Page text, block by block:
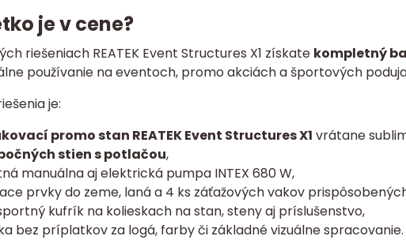
je v cene?
riešeniach REATEK Event Structures X1 získate kompletný
používanie na eventoch, promo akciách a športových
je:
promo stan REATEK Event Structures X1 vrátane
stien s potlačou,
manuálna aj elektrická pumpa INTEX 680 W,
prvky do zeme, laná a 4 ks záťažových vakov
kufrík na kolieskach na stan, steny aj príslušenstvo,
bez príplatkov za logá, farby či základné vizuálne spracovanie.